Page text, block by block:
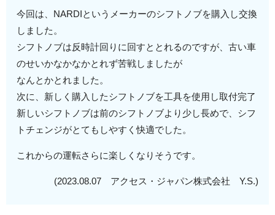
今回は、NARDIというメーカーのシフトノブを購入し交換
しました。
シフトノブは反時計回りに回すととれるのですが、古い車
のせいかなかなかとれず苦戦しましたが
なんとかとれました。
次に、新しく購入したシフトノブを工具を使用し取付完了
新しいシフトノブは前のシフトノブより少し長めで、シフ
トチェンジがとてもしやすく快適でした。
これからの運転さらに楽しくなりそうです。
(2023.08.07 アクセス・ジャパン株式会社 Y.S.)